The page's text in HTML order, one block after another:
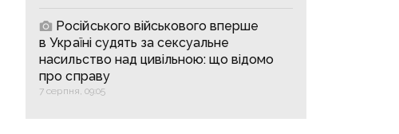
Російського військового вперше
в Україні судять за сексуальне
насильство над цивільною: що відомо
про справу
7 серпня, 09:05